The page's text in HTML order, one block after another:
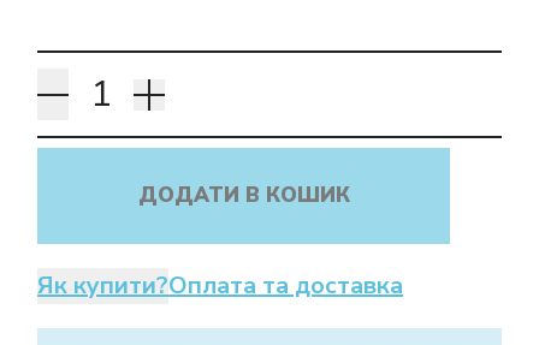
ДОДАТИ В КОШИК
Як купити?Оплата та доставка